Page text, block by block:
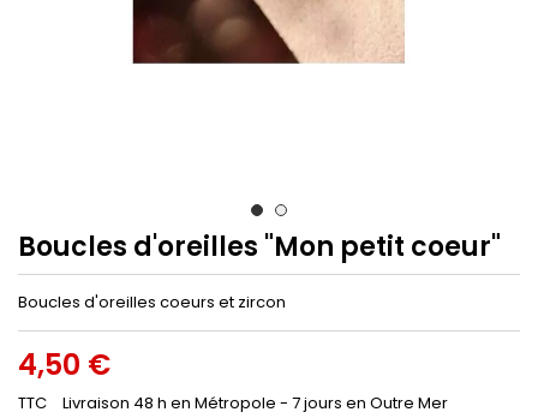
Boucles d'oreilles "Mon petit coeur"
Boucles d'oreilles coeurs et zircon
4,50 €
TTC Livraison 48 h en Métropole - 7 jours en Outre Mer